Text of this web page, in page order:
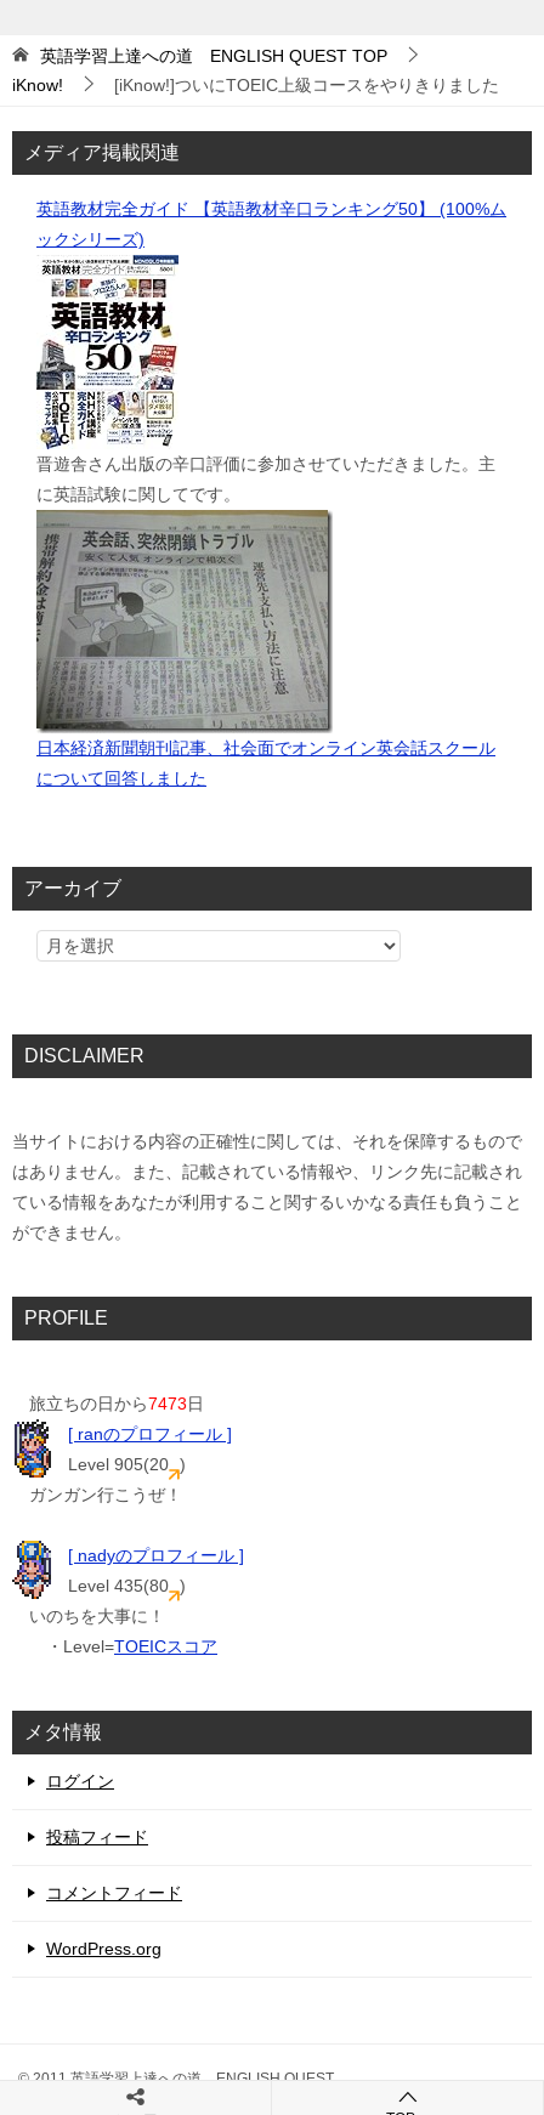
英語学習上達への道 ENGLISH QUEST TOP
iKnow!
[iKnow!]ついにTOEIC上級コースをやりきりました
メディア掲載関連
英語教材完全ガイド 【英語教材辛口ランキング50】 (100%ム
ックシリーズ)
晋遊舎さん出版の辛口評価に参加させていただきました。主
に英語試験に関してです。
日本経済新聞朝刊記事、社会面でオンライン英会話スクール
について回答しました
アーカイブ
DISCLAIMER
当サイトにおける内容の正確性に関しては、それを保障するもので
はありません。また、記載されている情報や、リンク先に記載され
ている情報をあなたが利用すること関するいかなる責任も負うこと
ができません。
PROFILE
旅立ちの日から7473日
[ ranのプロフィール ]
Level 905(20 )
ガンガン行こうぜ！
[ nadyのプロフィール ]
Level 435(80 )
いのちを大事に！
・Level=TOEICスコア
メタ情報
ログイン
投稿フィード
コメントフィード
WordPress.org
© 2011 英語学習上達への道 ENGLISH QUEST